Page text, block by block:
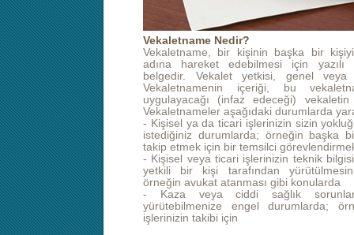
Vekaletname Nedir?
Vekaletname, bir kişinin başka bir
adına hareket edebilmesi için
belgedir. Vekalet yetkisi, genel veya
Vekaletnamenin içeriği, bu
uygulayacağı (infaz edeceği)
Vekaletnameler aşağıdaki durumlarda
- Kişisel ya da ticari işlerinizin sizin
istediğiniz durumlarda; örneğin başka
takip etmek için bir temsilci
- Kişisel veya ticari işlerinizin teknik
yetkili bir kişi tarafından
örneğin avukat atanması gibi konularda
- Kaza veya ciddi sağlık
yürütebilmenize engel durumlarda;
işlerinizin takibi için